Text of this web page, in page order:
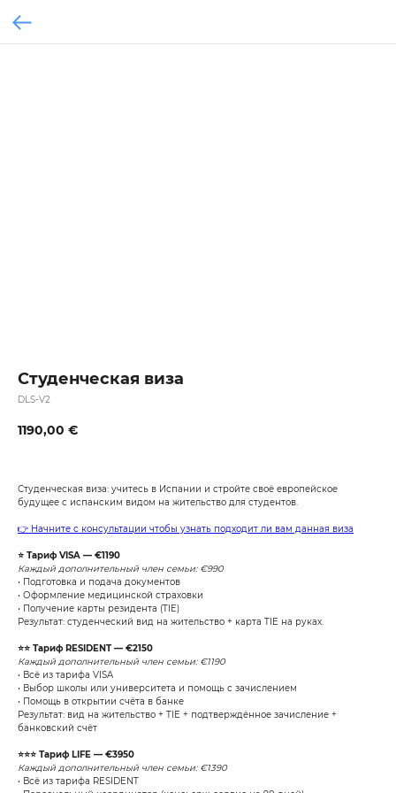
Студенческая виза
DLS-V2
1190,00 €
Студенческая виза: учитесь в Испании и стройте своё европейское
будущее с испанским видом на жительство для студентов.
👉 Начните с консультации чтобы узнать подходит ли вам данная виза
⭐ Тариф VISA — €1190
Каждый дополнительный член семьи: €990
• Подготовка и подача документов
• Оформление медицинской страховки
• Получение карты резидента (TIE)
Результат: студенческий вид на жительство + карта TIE на руках.
⭐⭐ Тариф RESIDENT — €2150
Каждый дополнительный член семьи: €1190
• Всё из тарифа VISA
• Выбор школы или университета и помощь с зачислением
• Помощь в открытии счёта в банке
Результат: вид на жительство + TIE + подтверждённое зачисление +
банковский счёт
⭐⭐⭐ Тариф LIFE — €3950
Каждый дополнительный член семьи: €1390
• Всё из тарифа RESIDENT